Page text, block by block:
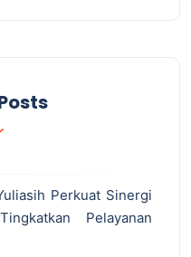
Perkuat Sinergi
Pelayanan